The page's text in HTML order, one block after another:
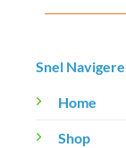
Snel
Home
Shop